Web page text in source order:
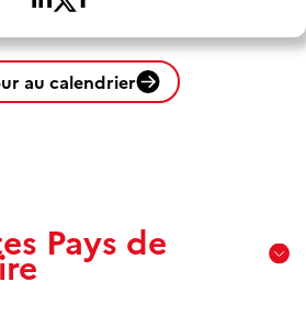
au calendrier
Pays de